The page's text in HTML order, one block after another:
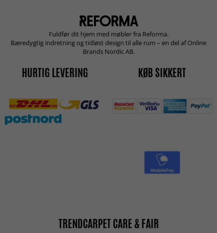
Fuldfør dit hjem med møbler fra Reforma.
Bæredygtig indretning og tidløst design til alle rum – en del af Online
Brands Nordic AB.
HURTIG LEVERING KØB SIKKERT
TRENDCARPET CARE & FAIR